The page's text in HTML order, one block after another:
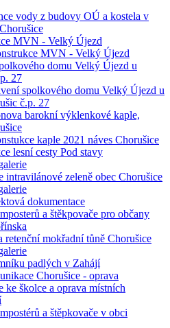
vody z budovy OÚ a kostela v
MVN - Velký Újezd
MVN - Velký Újezd
domu Velký Újezd u
27
spolkového domu Velký Újezd u
č.p. 27
barokní výklenkové kaple,
kaple 2021 náves Chorušice
lesní cesty Pod stavy
intravilánové zeleně obec Chorušice
dokumentace
a štěkpovače pro občany
retenční mokřadní tůně Chorušice
padlých v Zahájí
Chorušice - oprava
ke školce a oprava místních
a štěpkovače v obci